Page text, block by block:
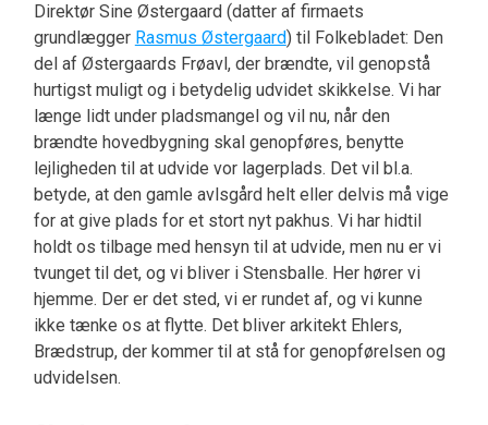
Direktør Sine Østergaard (datter af firmaets
grundlægger Rasmus Østergaard) til Folkebladet: Den
del af Østergaards Frøavl, der brændte, vil genopstå
hurtigst muligt og i betydelig udvidet skikkelse. Vi har
længe lidt under pladsmangel og vil nu, når den
brændte hovedbygning skal genopføres, benytte
lejligheden til at udvide vor lagerplads. Det vil bl.a.
betyde, at den gamle avlsgård helt eller delvis må vige
for at give plads for et stort nyt pakhus. Vi har hidtil
holdt os tilbage med hensyn til at udvide, men nu er vi
tvunget til det, og vi bliver i Stensballe. Her hører vi
hjemme. Der er det sted, vi er rundet af, og vi kunne
ikke tænke os at flytte. Det bliver arkitekt Ehlers,
Brædstrup, der kommer til at stå for genopførelsen og
udvidelsen.